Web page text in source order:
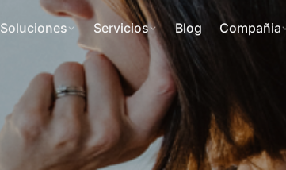
Soluciones Servicios Blog Compañia